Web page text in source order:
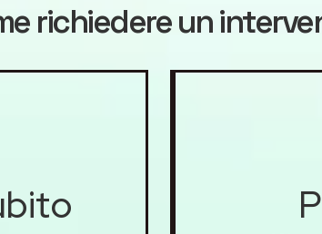
richiedere un